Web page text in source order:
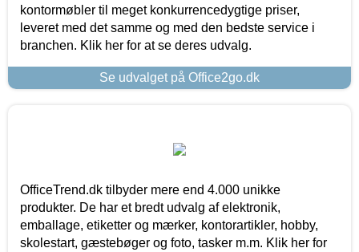
kontormøbler til meget konkurrencedygtige priser,
leveret med det samme og med den bedste service i
branchen. Klik her for at se deres udvalg.
Se udvalget på Office2go.dk
OfficeTrend.dk tilbyder mere end 4.000 unikke
produkter. De har et bredt udvalg af elektronik,
emballage, etiketter og mærker, kontorartikler, hobby,
skolestart, gæstebøger og foto, tasker m.m. Klik her for